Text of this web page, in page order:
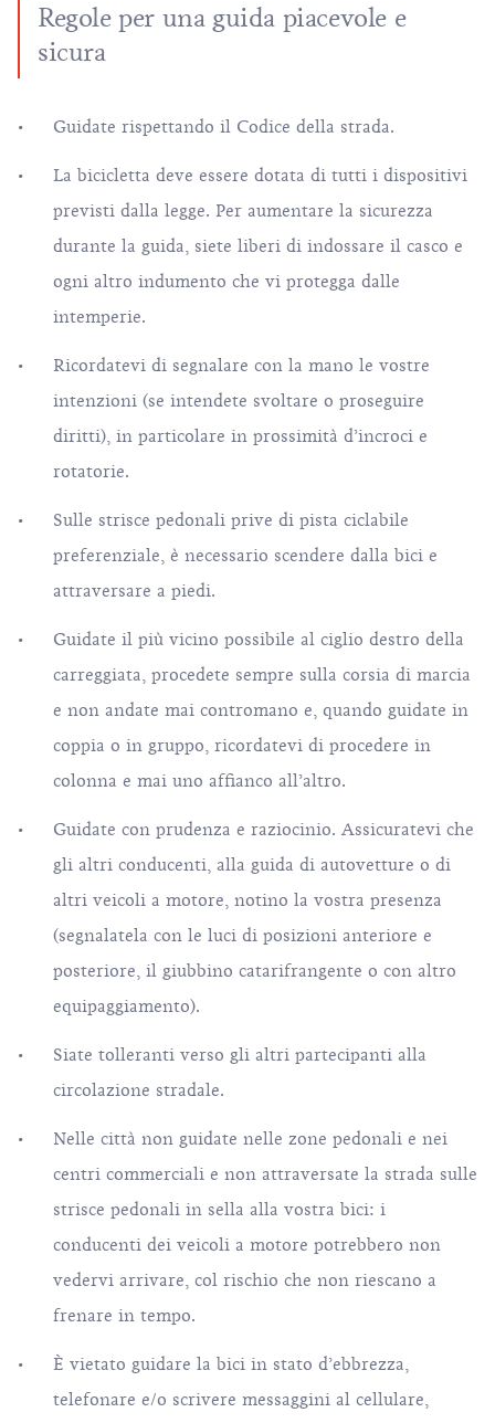
Regole per una guida piacevole e
sicura
Guidate rispettando il Codice della strada.
La bicicletta deve essere dotata di tutti i dispositivi
previsti dalla legge. Per aumentare la sicurezza
durante la guida, siete liberi di indossare il casco e
ogni altro indumento che vi protegga dalle
intemperie.
Ricordatevi di segnalare con la mano le vostre
intenzioni (se intendete svoltare o proseguire
diritti), in particolare in prossimità d’incroci e
rotatorie.
Sulle strisce pedonali prive di pista ciclabile
preferenziale, è necessario scendere dalla bici e
attraversare a piedi.
Guidate il più vicino possibile al ciglio destro della
carreggiata, procedete sempre sulla corsia di marcia
e non andate mai contromano e, quando guidate in
coppia o in gruppo, ricordatevi di procedere in
colonna e mai uno affianco all’altro.
Guidate con prudenza e raziocinio. Assicuratevi che
gli altri conducenti, alla guida di autovetture o di
altri veicoli a motore, notino la vostra presenza
(segnalatela con le luci di posizioni anteriore e
posteriore, il giubbino catarifrangente o con altro
equipaggiamento).
Siate tolleranti verso gli altri partecipanti alla
circolazione stradale.
Nelle città non guidate nelle zone pedonali e nei
centri commerciali e non attraversate la strada sulle
strisce pedonali in sella alla vostra bici: i
conducenti dei veicoli a motore potrebbero non
vedervi arrivare, col rischio che non riescano a
frenare in tempo.
È vietato guidare la bici in stato d’ebbrezza,
telefonare e/o scrivere messaggini al cellulare,